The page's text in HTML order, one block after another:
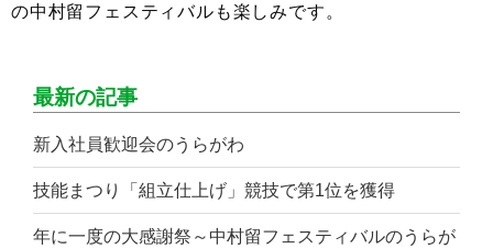
の中村留フェスティバルも楽しみです。
最新の記事
新入社員歓迎会のうらがわ
技能まつり「組立仕上げ」競技で第1位を獲得
年に一度の大感謝祭～中村留フェスティバルのうらが